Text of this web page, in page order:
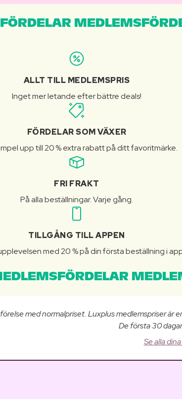
ALLT TILL MEDLEMSPRIS
Inget mer letande efter bättre deals!
FÖRDELAR SOM VÄXER
upp till 20 % extra rabatt på ditt favoritmärke.
FRI FRAKT
På alla beställningar. Varje gång.
TILLGÅNG TILL APPEN
med 20 % på din första beställning i
med normalpriset. Luxplus medlemspriser
De första 30
Se alla